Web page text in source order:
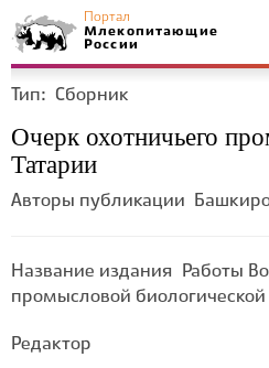
Портал
Млекопитающие
России
Тип: Сборник
Очерк охотничьего
Татарии
Авторы публикации
Название издания
Работы
промысловой биологической
Редактор